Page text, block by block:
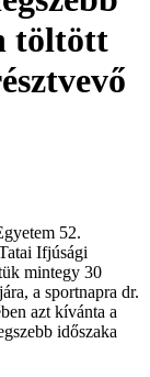
töltött
52.
Ifjúsági
mintegy 30
a sportnapra dr.
azt kívánta a
időszaka